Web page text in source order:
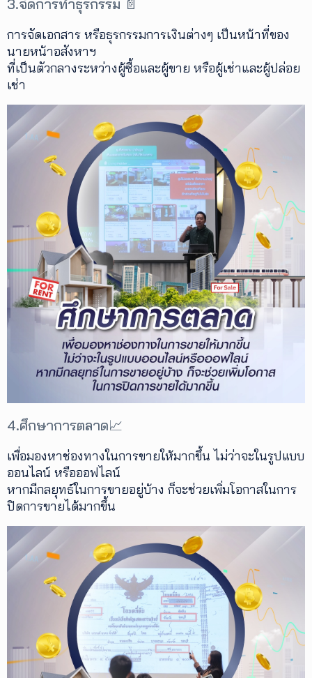
3.จัดการทำธุรกรรม 📄
การจัดเอกสาร หรือธุรกรรมการเงินต่างๆ เป็นหน้าที่ของ
นายหน้าอสังหาฯ
ที่เป็นตัวกลางระหว่างผู้ซื้อและผู้ขาย หรือผู้เช่าและผู้ปล่อย
เช่า
4.ศึกษาการตลาด📈
เพื่อมองหาช่องทางในการขายให้มากขึ้น ไม่ว่าจะในรูปแบบ
ออนไลน์ หรือออฟไลน์
หากมีกลยุทธ์ในการขายอยู่บ้าง ก็จะช่วยเพิ่มโอกาสในการ
ปิดการขายได้มากขึ้น